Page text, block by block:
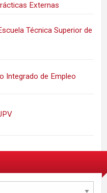
Externas
Técnica Superior de
Integrado de Empleo